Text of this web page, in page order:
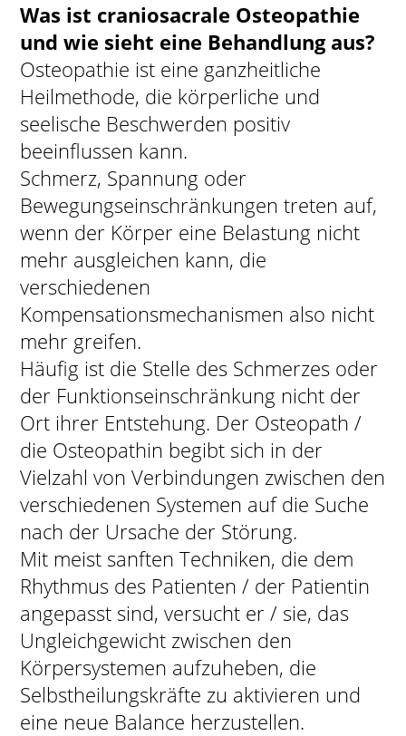
Was ist craniosacrale Osteopathie
und wie sieht eine Behandlung aus?
Osteopathie ist eine ganzheitliche
Heilmethode, die körperliche und
seelische Beschwerden positiv
beeinflussen kann.
Schmerz, Spannung oder
Bewegungseinschränkungen treten auf,
wenn der Körper eine Belastung nicht
mehr ausgleichen kann, die
verschiedenen
Kompensationsmechanismen also nicht
mehr greifen.
Häufig ist die Stelle des Schmerzes oder
der Funktionseinschränkung nicht der
Ort ihrer Entstehung. Der Osteopath /
die Osteopathin begibt sich in der
Vielzahl von Verbindungen zwischen den
verschiedenen Systemen auf die Suche
nach der Ursache der Störung.
Mit meist sanften Techniken, die dem
Rhythmus des Patienten / der Patientin
angepasst sind, versucht er / sie, das
Ungleichgewicht zwischen den
Körpersystemen aufzuheben, die
Selbstheilungskräfte zu aktivieren und
eine neue Balance herzustellen.